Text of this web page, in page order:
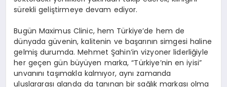
sürekli geliştirmeye devam ediyor.
Bugün Maximus Clinic, hem Türkiye’de hem de
dünyada güvenin, kalitenin ve başarının simgesi haline
gelmiş durumda. Mehmet Şahin’in vizyoner liderliğiyle
her geçen gün büyüyen marka, “Türkiye’nin en iyisi”
unvanını taşımakla kalmıyor, aynı zamanda
uluslararası alanda da tanınan bir sağlık markası olma